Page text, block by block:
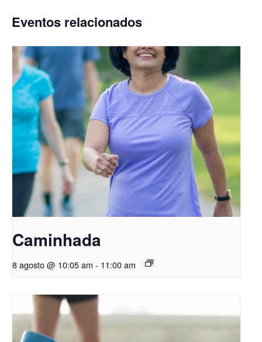
Eventos relacionados
Caminhada
8 agosto @ 10:05 am - 11:00 am